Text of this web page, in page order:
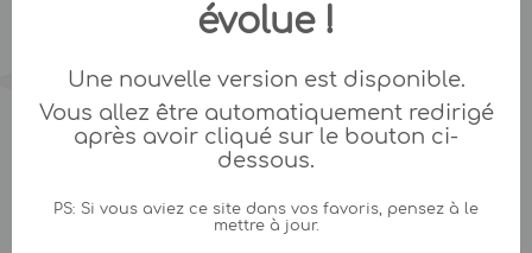
évolue !
Une nouvelle version est disponible.
Vous allez être automatiquement redirigé
après avoir cliqué sur le bouton ci-
dessous.
PS: Si vous aviez ce site dans vos favoris, pensez à le
mettre à jour.